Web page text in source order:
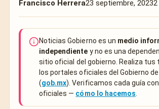
Francisco Herrera23 septiembre, 2023
Noticias Gobierno es un medio
independiente y no es una
sitio oficial del gobierno. Realiza tus
los portales oficiales del Gobierno
(gob.mx). Verificamos cada guía
oficiales — cómo lo hacemos